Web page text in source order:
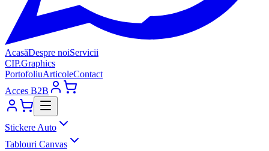
AcasăDespre noiServicii
CIP.Graphics
PortofoliuArticoleContact
Acces B2B
Stickere Auto
Tablouri Canvas